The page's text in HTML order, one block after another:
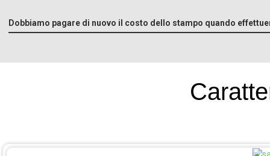
Dobbiamo pagare di nuovo il costo dello stampo quando